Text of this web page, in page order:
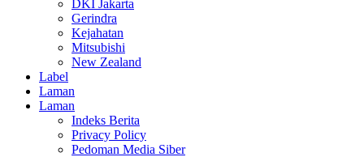
DKI Jakarta
Gerindra
Kejahatan
Mitsubishi
New Zealand
Label
Laman
Laman
Indeks Berita
Privacy Policy
Pedoman Media Siber